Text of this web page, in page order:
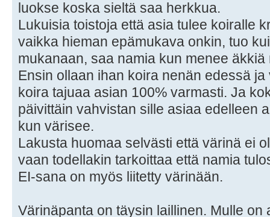
luokse koska sieltä saa herkkua.
Lukuisia toistoja että asia tulee koiralle
vaikka hieman epämukava onkin, tuo
mukanaan, saa namia kun menee
Ensin ollaan ihan koira nenän edessä
koira tajuaa asian 100% varmasti. Ja
päivittäin vahvistan sille asiaa edelleen
kun värisee.
Lakusta huomaa selvästi että värinä ei
vaan todellakin tarkoittaa että namia
EI-sana on myös liitetty värinään.
Värinäpanta on täysin laillinen. Mulle on